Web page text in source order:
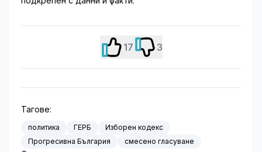
17 3
Тагове:
политика ГЕРБ
Изборен кодекс
Прогресивна България
смесено гласуване